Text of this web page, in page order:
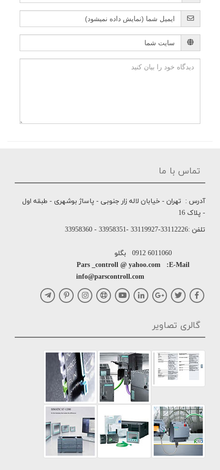
تماس با ما
آدرس : تهران - خیابان لاله زار جنوبی - پاساژ بوشهری - طبقه اول
- پلاک 16
تلفن :33112226-33119927 -33958351 - 33958360
Pars _controll @ yahoo.com :E-Mail
گالری تصاویر